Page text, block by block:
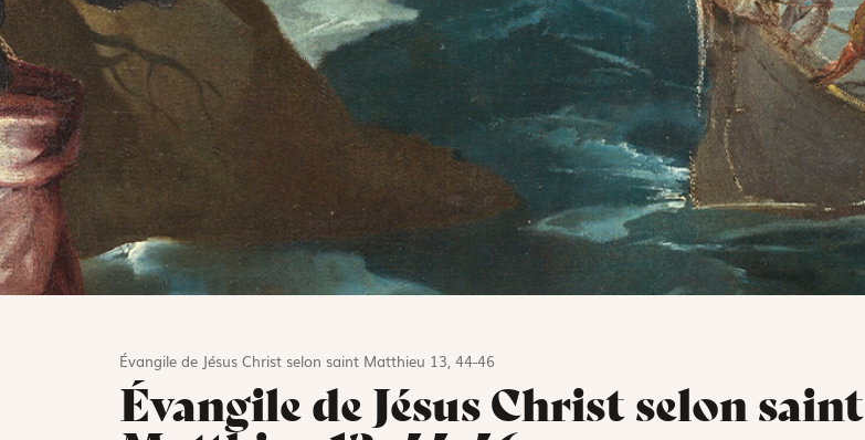
Évangile de Jésus Christ selon saint Matthieu 13, 44-46
Évangile de Jésus Christ selon saint